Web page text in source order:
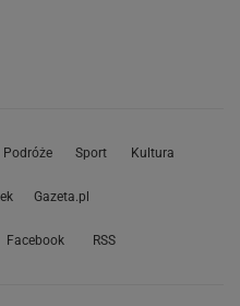
Podróże Sport Kultura
Gazeta.pl
Facebook RSS